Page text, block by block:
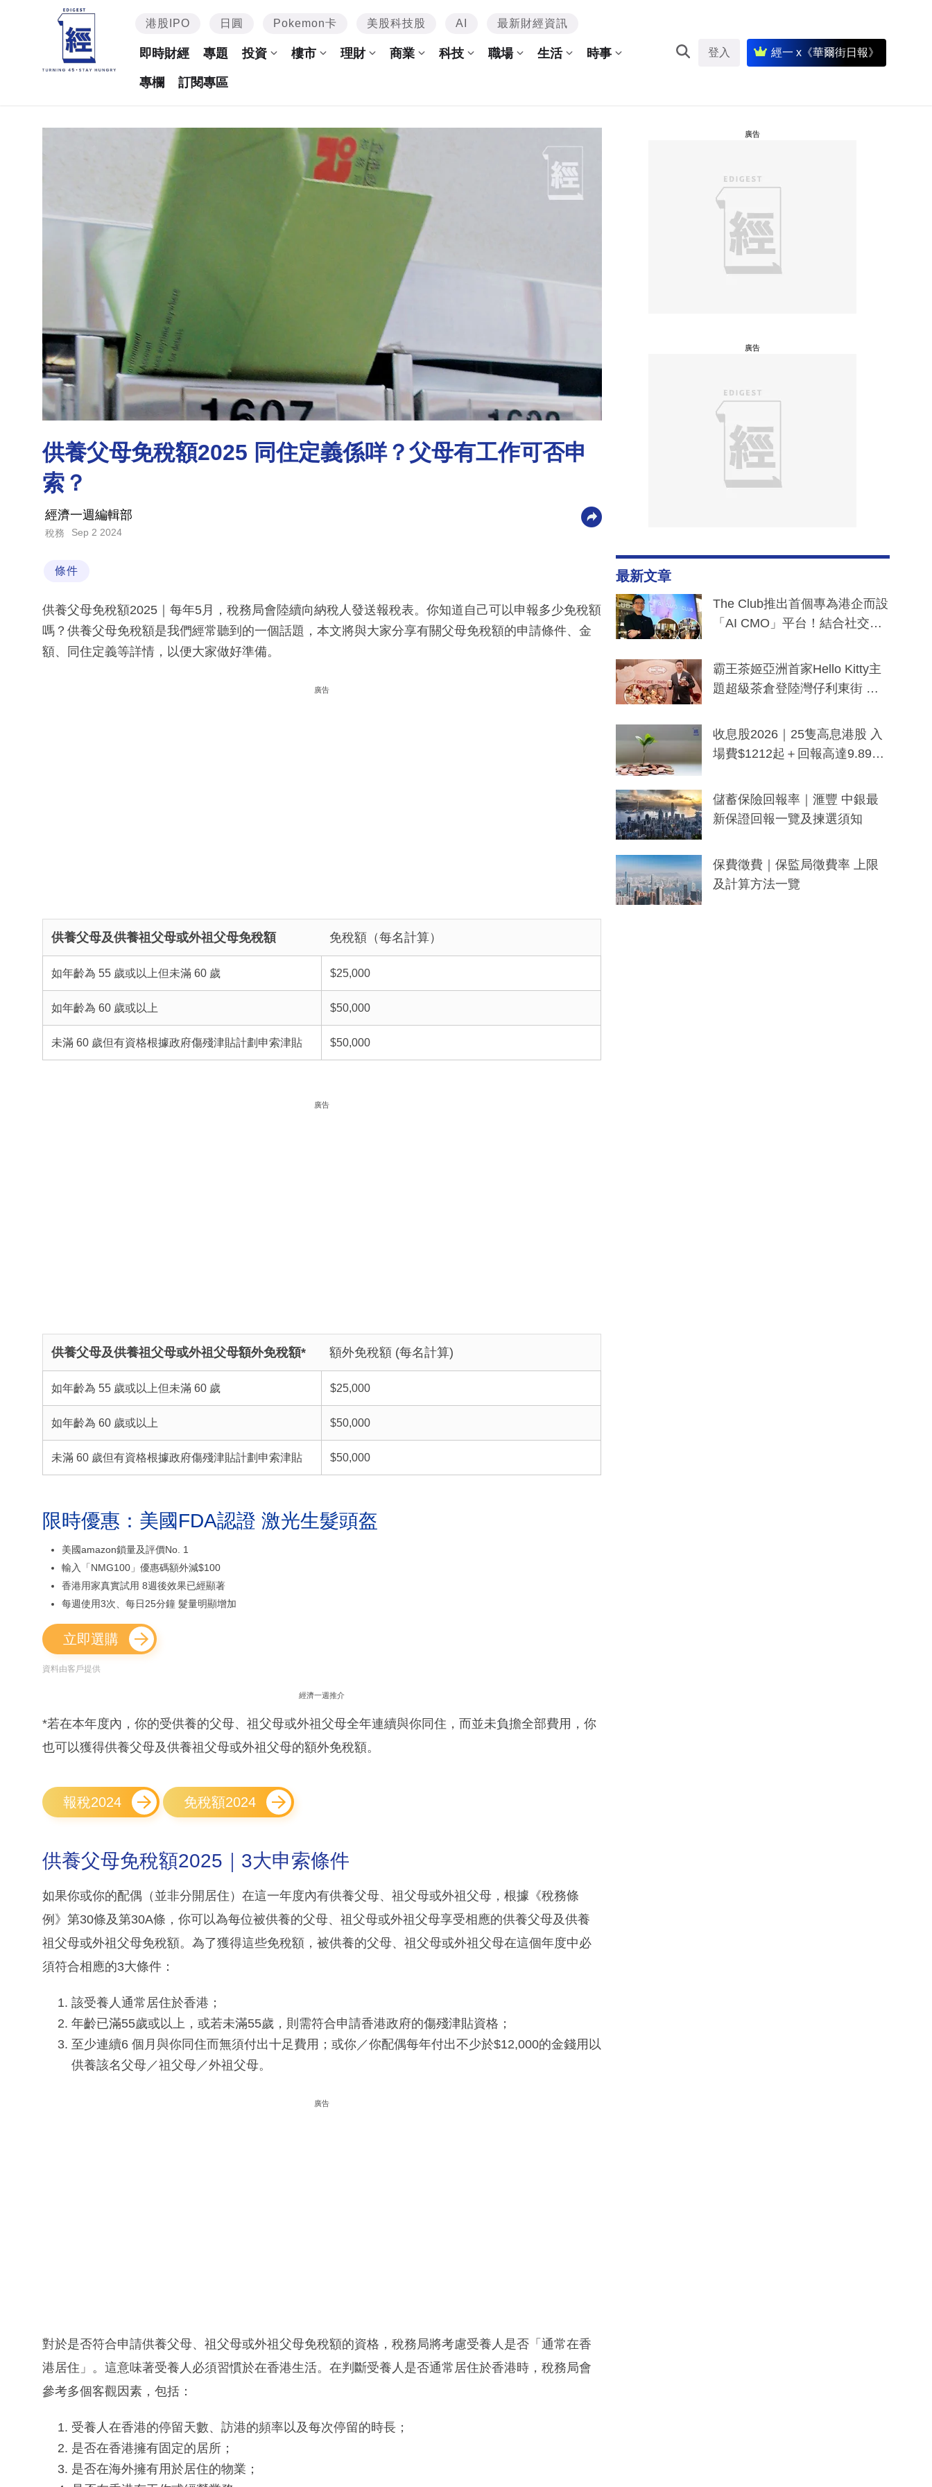
港股IPO 日圓 Pokemon卡 美股科技股 AI 最新財經資訊
即時財經 專題 投資 樓市 理財 商業 科技 職場 生活 時事
專欄 訂閱專區
登入 經一 x《華爾街日報》
供養父母免稅額2025 同住定義係咩？父母有工作可否申
索？
經濟一週編輯部
稅務 Sep 2 2024
條件
供養父母免稅額2025｜每年5月，稅務局會陸續向納稅人發送報稅表。你知道自己可以申報多少免稅額
嗎？供養父母免稅額是我們經常聽到的一個話題，本文將與大家分享有關父母免稅額的申請條件、金
額、同住定義等詳情，以便大家做好準備。
廣告
供養父母及供養祖父母或外祖父母免稅額 免稅額（每名計算）
如年齡為 55 歲或以上但未滿 60 歲 $25,000
如年齡為 60 歲或以上 $50,000
未滿 60 歲但有資格根據政府傷殘津貼計劃申索津貼 $50,000
廣告
供養父母及供養祖父母或外祖父母額外免稅額* 額外免稅額 (每名計算)
如年齡為 55 歲或以上但未滿 60 歲 $25,000
如年齡為 60 歲或以上 $50,000
未滿 60 歲但有資格根據政府傷殘津貼計劃申索津貼 $50,000
限時優惠：美國FDA認證 激光生髮頭盔
美國amazon鎖量及評價No. 1
輸入「NMG100」優惠碼額外減$100
香港用家真實試用 8週後效果已經顯著
每週使用3次、每日25分鐘 髮量明顯增加
立即選購
資料由客戶提供
經濟一週推介
*若在本年度內，你的受供養的父母、祖父母或外祖父母全年連續與你同住，而並未負擔全部費用，你
也可以獲得供養父母及供養祖父母或外祖父母的額外免稅額。
報稅2024 免稅額2024
供養父母免稅額2025｜3大申索條件
如果你或你的配偶（並非分開居住）在這一年度內有供養父母、祖父母或外祖父母，根據《稅務條
例》第30條及第30A條，你可以為每位被供養的父母、祖父母或外祖父母享受相應的供養父母及供養
祖父母或外祖父母免稅額。為了獲得這些免稅額，被供養的父母、祖父母或外祖父母在這個年度中必
須符合相應的3大條件：
該受養人通常居住於香港；
年齡已滿55歲或以上，或若未滿55歲，則需符合申請香港政府的傷殘津貼資格；
至少連續6 個月與你同住而無須付出十足費用；或你／你配偶每年付出不少於$12,000的金錢用以
供養該名父母／祖父母／外祖父母。
廣告
對於是否符合申請供養父母、祖父母或外祖父母免稅額的資格，稅務局將考慮受養人是否「通常在香
港居住」。這意味著受養人必須習慣於在香港生活。在判斷受養人是否通常居住於香港時，稅務局會
參考多個客觀因素，包括：
受養人在香港的停留天數、訪港的頻率以及每次停留的時長；
是否在香港擁有固定的居所；
是否在海外擁有用於居住的物業；
廣告
廣告
最新文章
The Club推出首個專為港企而設
「AI CMO」平台！結合社交聆
分鐘生成「貼地」宣傳短片
霸王茶姬亞洲首家Hello Kitty主
題超級茶倉登陸灣仔利東街 推
y及香港限定特調系列
收息股2026｜25隻高息港股 入
場費$1212起＋回報高達9.89
儲蓄保險回報率｜滙豐 中銀最
新保證回報一覽及揀選須知
保費徵費｜保監局徵費率 上限
及計算方法一覽